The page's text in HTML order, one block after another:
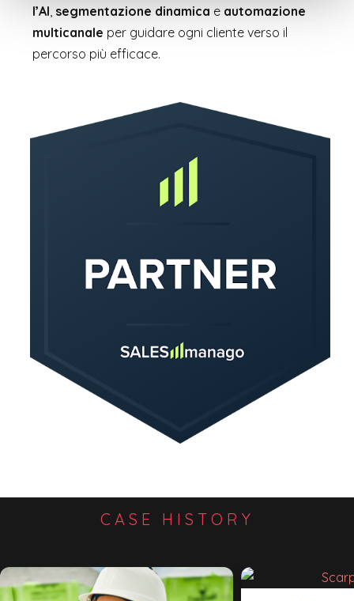
l’AI, segmentazione dinamica e automazione
multicanale per guidare ogni cliente verso il
percorso più efficace.
CASE HISTORY